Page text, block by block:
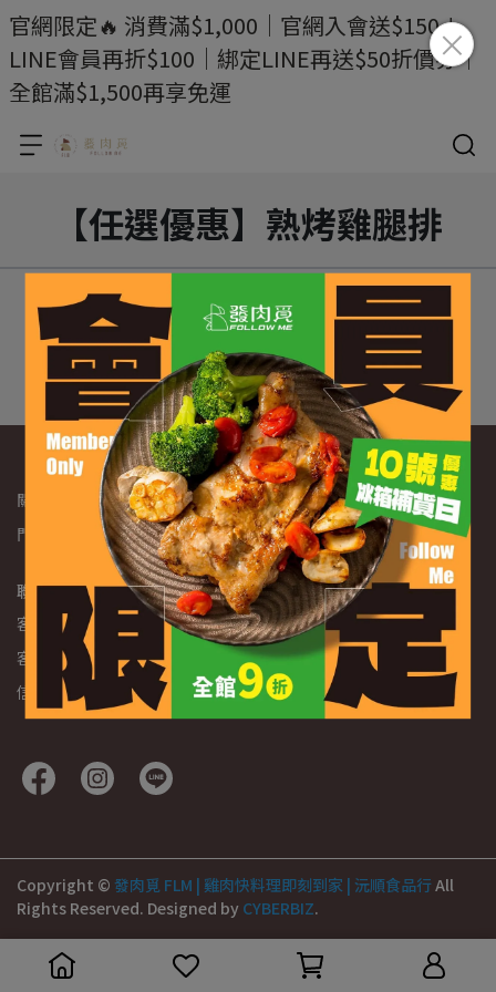
官網限定🔥 消費滿$1,000｜官網入會送$150＋
LINE會員再折$100｜綁定LINE再送$50折價券｜
全館滿$1,500再享免運
【任選優惠】熟烤雞腿排
關於發肉覓 會員帳戶 查詢 隱私政策 退換貨政策 服務條款
門市介紹
購物車
聯絡資訊
客服專線：0800-318818
客服時間：MON. - FRI. 10:00 - 17:00
信箱：msfreshmart.1@gmail.com
Copyright © 發肉覓 FLM | 雞肉快料理即刻到家 | 沅順食品行All
Rights Reserved. Designed by CYBERBIZ.